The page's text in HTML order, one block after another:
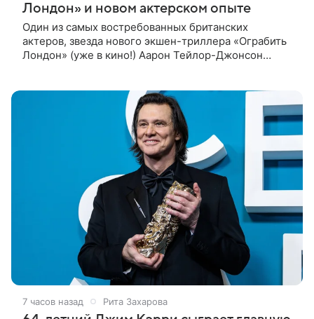
Лондон» и новом актерском опыте
Один из самых востребованных британских
актеров, звезда нового экшен-триллера «Ограбить
Лондон» (уже в кино!) Аарон Тейлор-Джонсон
7 часов назад Рита Захарова